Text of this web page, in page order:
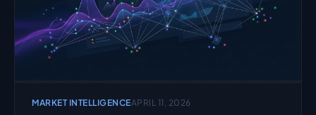
MARKET INTELLIGENCEAPRIL 11, 2026